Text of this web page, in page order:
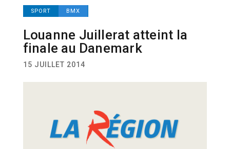
SPORT BMX
Louanne Juillerat atteint la
finale au Danemark
15 JUILLET 2014